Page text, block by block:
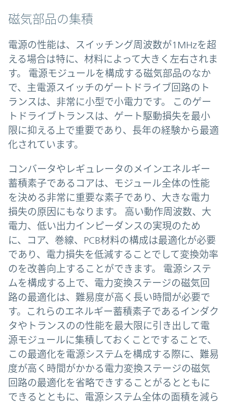
磁気部品の集積
電源の性能は、スイッチング周波数が1MHzを超
える場合は特に、材料によって大きく左右されま
す。 電源モジュールを構成する磁気部品のなか
で、主電源スイッチのゲートドライブ回路のト
ランスは、非常に小型で小電力です。 このゲー
トドライブトランスは、ゲート駆動損失を最小
限に抑える上で重要であり、長年の経験から最適
化されています。
コンバータやレギュレータのメインエネルギー
蓄積素子であるコアは、モジュール全体の性能
を決める非常に重要な素子であり、大きな電力
損失の原因にもなります。 高い動作周波数、大
電力、低い出力インピーダンスの実現のため
に、コア、巻線、PCB材料の構成は最適化が必要
であり、電力損失を低減することでして変換効率
のを改善向上することができます。 電源システ
ムを構成する上で、電力変換ステージの磁気回
路の最適化は、難易度が高く長い時間が必要で
す。これらのエネルギー蓄積素子であるインダク
タやトランスのの性能を最大限に引き出して電
源モジュールに集積しておくことですることで、
この最適化を電源システムを構成する際に、難易
度が高く時間がかかる電力変換ステージの磁気
回路の最適化を省略できすることがるとともに
できるとともに、電源システム全体の面積を減ら